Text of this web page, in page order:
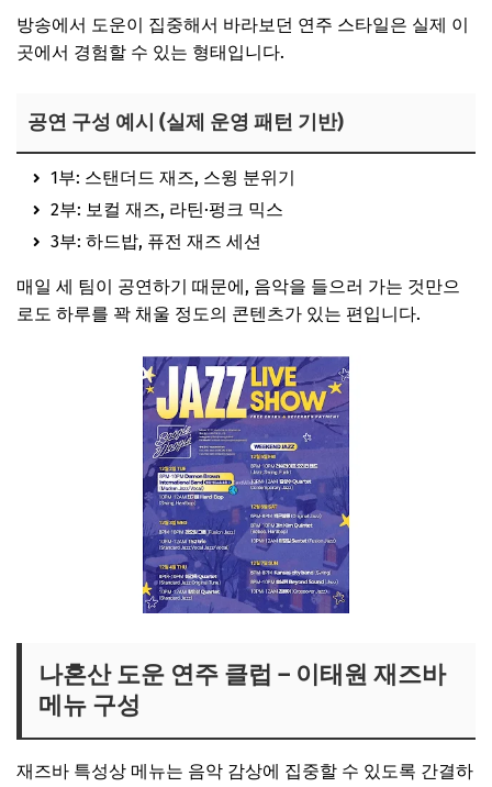
방송에서 도운이 집중해서 바라보던 연주 스타일은 실제 이
곳에서 경험할 수 있는 형태입니다.
공연 구성 예시 (실제 운영 패턴 기반)
1부: 스탠더드 재즈, 스윙 분위기
2부: 보컬 재즈, 라틴·펑크 믹스
3부: 하드밥, 퓨전 재즈 세션
매일 세 팀이 공연하기 때문에, 음악을 들으러 가는 것만으
로도 하루를 꽉 채울 정도의 콘텐츠가 있는 편입니다.
나혼산 도운 연주 클럽 – 이태원 재즈바
메뉴 구성
재즈바 특성상 메뉴는 음악 감상에 집중할 수 있도록 간결하